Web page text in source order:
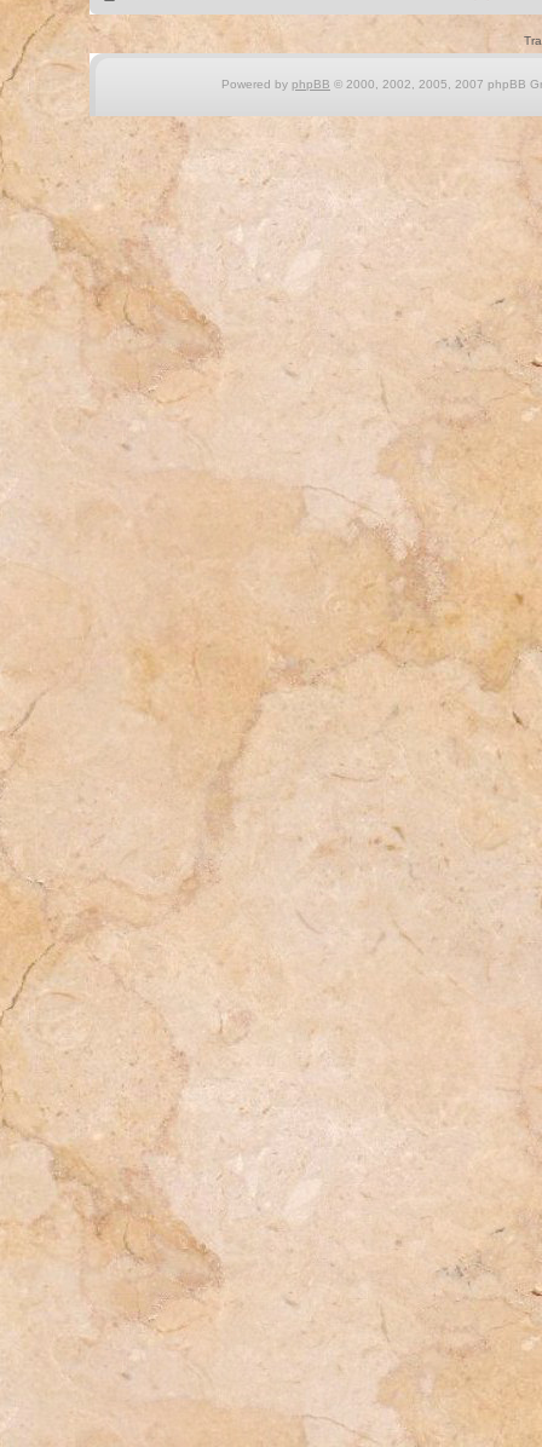
Powered by phpBB © 2000, 2002, 2005, 2007 phpBB